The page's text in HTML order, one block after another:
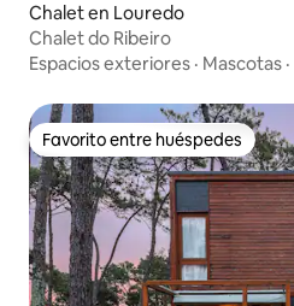
Chalet en Louredo
Chalet do Ribeiro
Espacios exteriores · Mascotas ·
Favorito entre huéspedes
Favorito entre huéspedes